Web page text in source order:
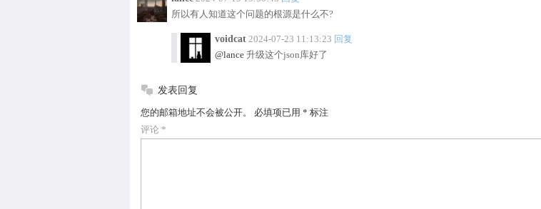
所以有人知道这个问题的根源是什么不?
voidcat 2024-07-23 11:13:23 回复
@lance 升级这个json库好了
发表回复
您的邮箱地址不会被公开。 必填项已用 * 标注
评论 *